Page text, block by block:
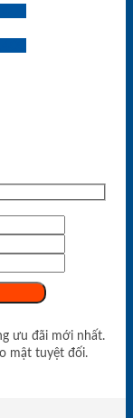
ưu đãi mới nhất.
mật tuyệt đối.